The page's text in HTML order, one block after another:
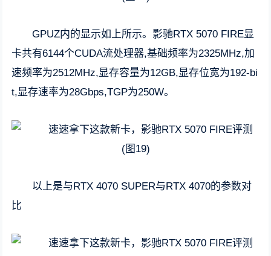
GPUZ内的显示如上所示。影驰RTX 5070 FIRE显
卡共有6144个CUDA流处理器,基础频率为2325MHz,加
速频率为2512MHz,显存容量为12GB,显存位宽为192-bi
t,显存速率为28Gbps,TGP为250W。
以上是与RTX 4070 SUPER与RTX 4070的参数对
比